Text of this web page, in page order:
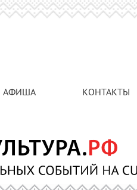
АФИША КОНТАКТЫ